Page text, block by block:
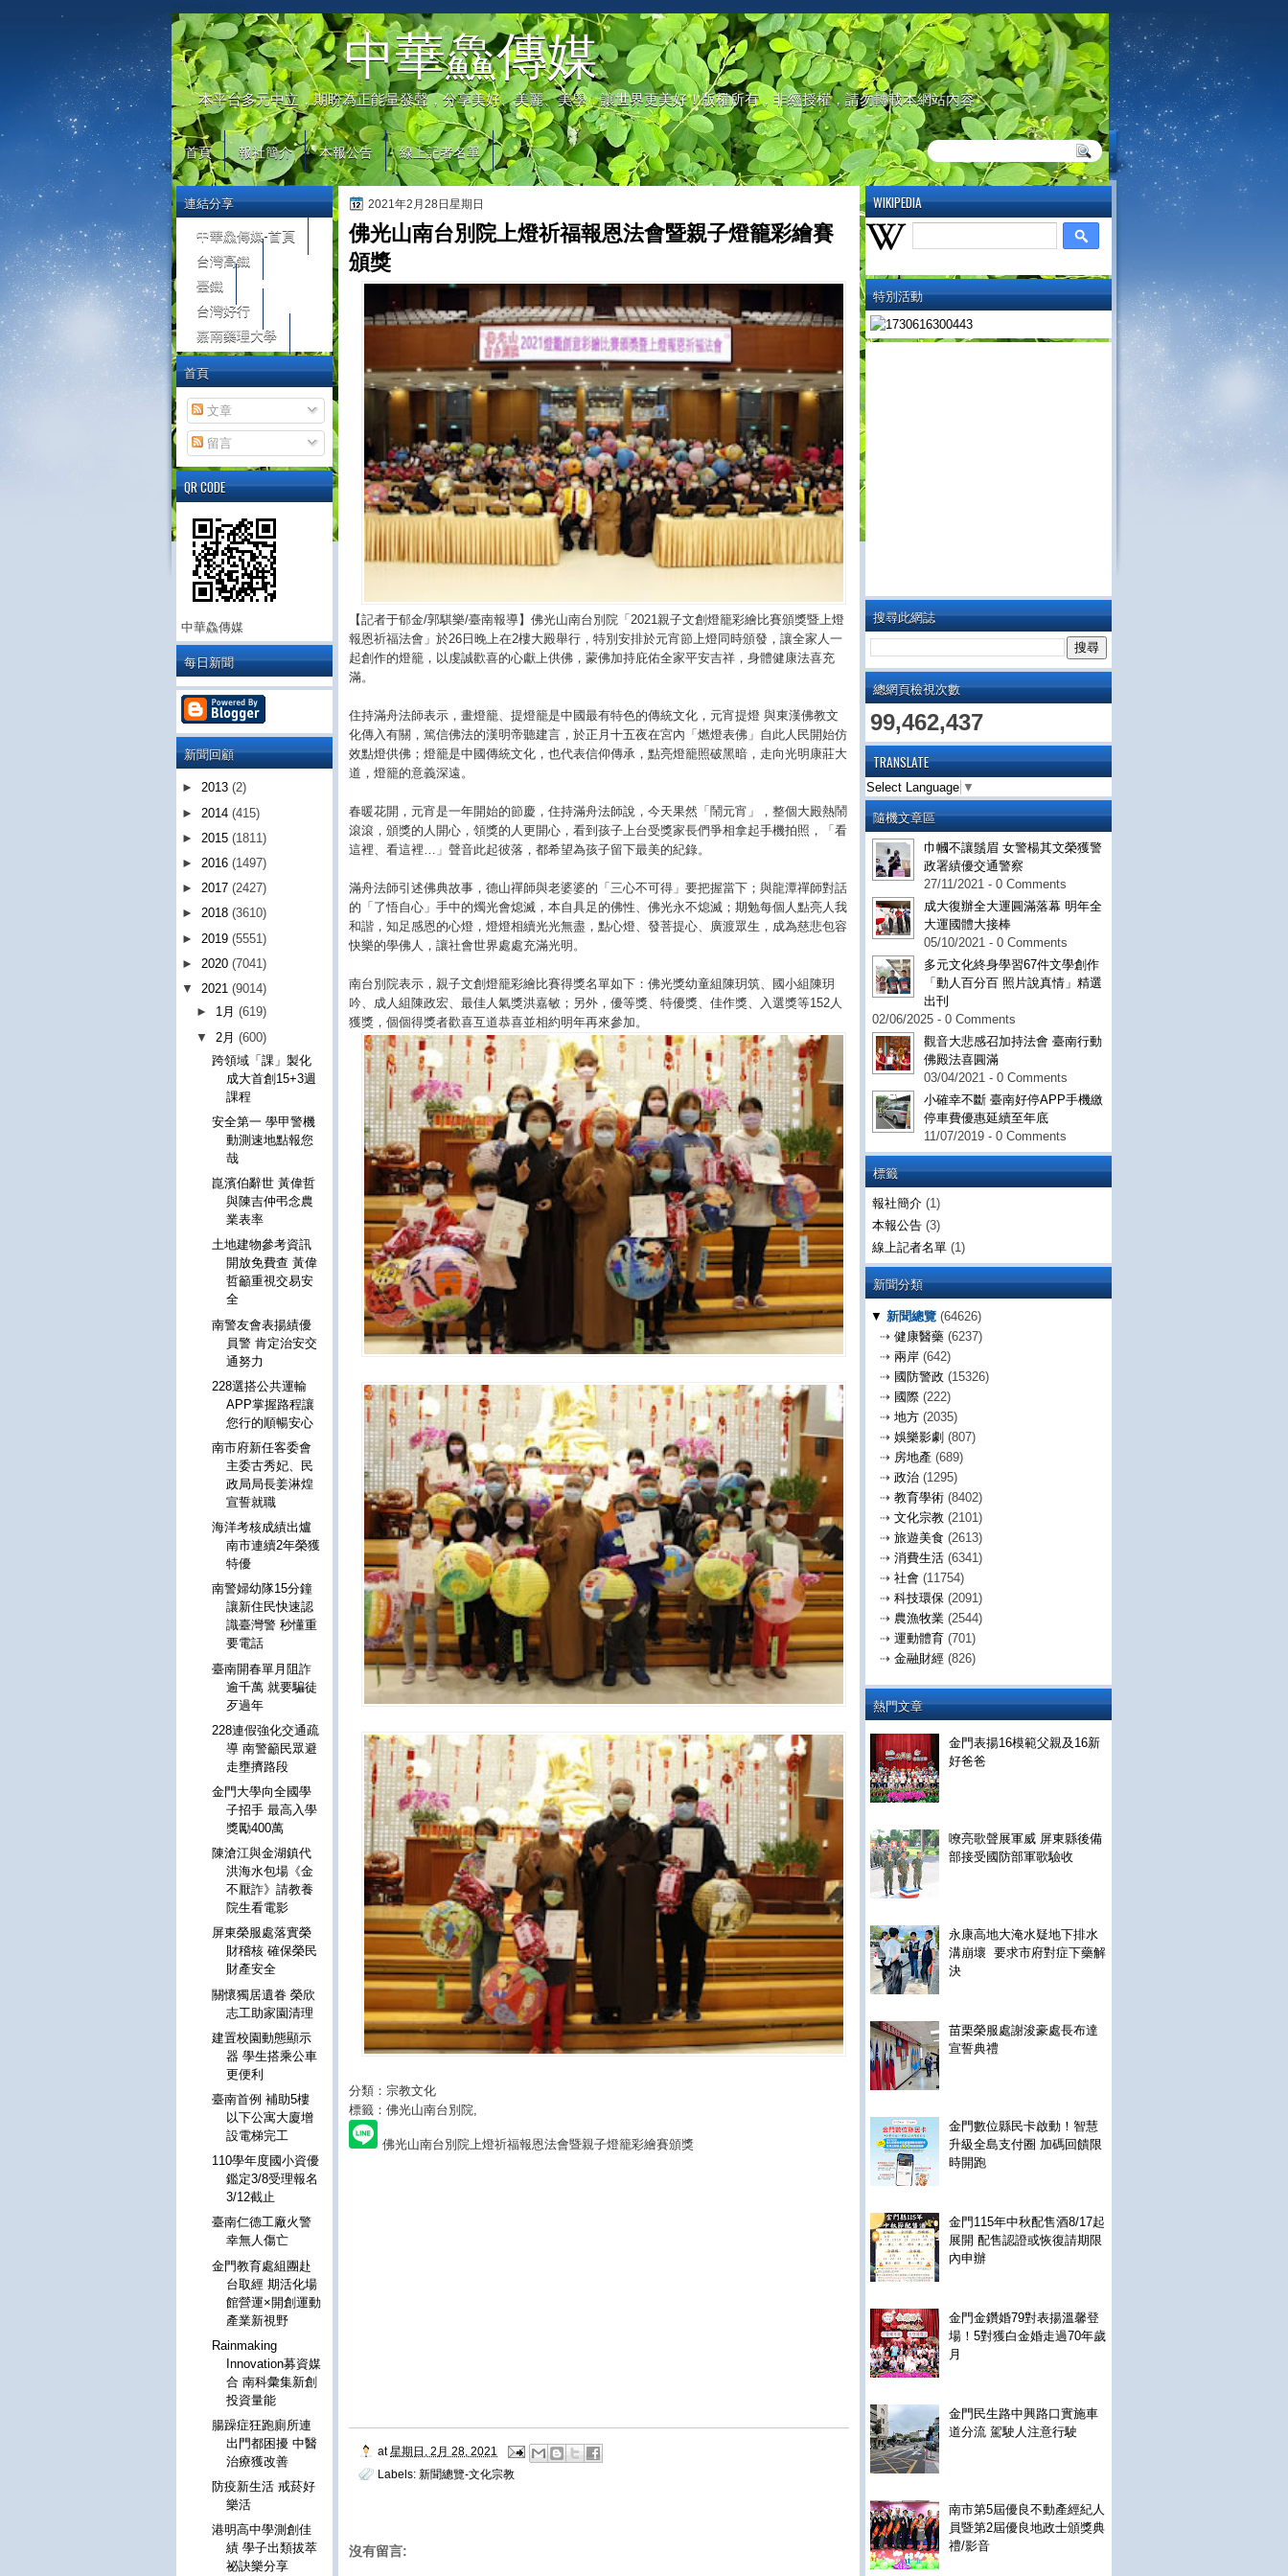
中華鱻傳媒
本平台多元中立，期盼為正能量發聲，分享美好、美麗、美學，讓世界更美好！版權所有，非經授權，請勿轉載本網站內容
首頁 報社簡介 本報公告 線上記者名單
WIKIPEDIA
特別活動
搜尋此網誌
總網頁檢視次數
99,462,437
TRANSLATE
Select Language ▼
隨機文章區
巾幗不讓鬚眉 女警楊其文榮獲警
政署績優交通警察
27/11/2021 - 0 Comments
成大復辦全大運圓滿落幕 明年全
大運國體大接棒
05/10/2021 - 0 Comments
多元文化終身學習67件文學創作
「動人百分百 照片說真情」精選
出刊
02/06/2025 - 0 Comments
觀音大悲感召加持法會 臺南行動
佛殿法喜圓滿
03/04/2021 - 0 Comments
小確幸不斷 臺南好停APP手機繳
停車費優惠延續至年底
11/07/2019 - 0 Comments
標籤
報社簡介 (1)
本報公告 (3)
線上記者名單 (1)
新聞分類
▼ 新聞總覽 (64626)
⇢ 健康醫藥 (6237)
⇢ 兩岸 (642)
⇢ 國防警政 (15326)
⇢ 國際 (222)
⇢ 地方 (2035)
⇢ 娛樂影劇 (807)
⇢ 房地產 (689)
⇢ 政治 (1295)
⇢ 教育學術 (8402)
⇢ 文化宗教 (2101)
⇢ 旅遊美食 (2613)
⇢ 消費生活 (6341)
⇢ 社會 (11754)
⇢ 科技環保 (2091)
⇢ 農漁牧業 (2544)
⇢ 運動體育 (701)
⇢ 金融財經 (826)
熱門文章
金門表揚16模範父親及16新
好爸爸
嘹亮歌聲展軍威 屏東縣後備
部接受國防部軍歌驗收
永康高地大淹水疑地下排水
溝崩壞 要求市府對症下藥解
決
苗栗榮服處謝浚豪處長布達
宣誓典禮
金門數位縣民卡啟動！智慧
升級全島支付圈 加碼回饋限
時開跑
金門115年中秋配售酒8/17起
展開 配售認證或恢復請期限
內申辦
金門金鑽婚79對表揚溫馨登
場！5對獲白金婚走過70年歲
月
金門民生路中興路口實施車
道分流 駕駛人注意行駛
南市第5屆優良不動產經紀人
員暨第2屆優良地政士頒獎典
禮/影音
2021年2月28日星期日
佛光山南台別院上燈祈福報恩法會暨親子燈籠彩繪賽
頒獎
【記者于郁金/郭騏樂/臺南報導】佛光山南台別院「2021親子文創燈籠彩繪比賽頒獎暨上燈
報恩祈福法會」於26日晚上在2樓大殿舉行，特別安排於元宵節上燈同時頒發，讓全家人一
起創作的燈籠，以虔誠歡喜的心獻上供佛，蒙佛加持庇佑全家平安吉祥，身體健康法喜充
滿。
住持滿舟法師表示，畫燈籠、提燈籠是中國最有特色的傳統文化，元宵提燈 與東漢佛教文
化傳入有關，篤信佛法的漢明帝聽建言，於正月十五夜在宮內「燃燈表佛」自此人民開始仿
效點燈供佛；燈籠是中國傳統文化，也代表信仰傳承，點亮燈籠照破黑暗，走向光明康莊大
道，燈籠的意義深遠。
春暖花開，元宵是一年開始的節慶，住持滿舟法師說，今天果然「鬧元宵」，整個大殿熱鬧
滾滾，頒獎的人開心，領獎的人更開心，看到孩子上台受獎家長們爭相拿起手機拍照，「看
這裡、看這裡…」聲音此起彼落，都希望為孩子留下最美的紀錄。
滿舟法師引述佛典故事，德山禪師與老婆婆的「三心不可得」要把握當下；與龍潭禪師對話
的「了悟自心」手中的燭光會熄滅，本自具足的佛性、佛光永不熄滅；期勉每個人點亮人我
和諧，知足感恩的心燈，燈燈相續光光無盡，點心燈、發菩提心、廣渡眾生，成為慈悲包容
快樂的學佛人，讓社會世界處處充滿光明。
南台別院表示，親子文創燈籠彩繪比賽得獎名單如下：佛光獎幼童組陳玥筑、國小組陳玥
吟、成人組陳政宏、最佳人氣獎洪嘉敏；另外，優等獎、特優獎、佳作獎、入選獎等152人
獲獎，個個得獎者歡喜互道恭喜並相約明年再來參加。
分類：宗教文化
標籤：佛光山南台別院
佛光山南台別院上燈祈福報恩法會暨親子燈籠彩繪賽頒獎
at星期日, 2月 28, 2021
Labels: 新聞總覽-文化宗教
沒有留言:
連結分享
中華鱻傳媒-首頁
台灣高鐵
臺鐵
台灣好行
嘉南藥理大學
首頁
文章
留言
QR CODE
中華鱻傳媒
每日新聞
新聞回顧
► 2013 (2)
► 2014 (415)
► 2015 (1811)
► 2016 (1497)
► 2017 (2427)
► 2018 (3610)
► 2019 (5551)
► 2020 (7041)
▼ 2021 (9014)
► 1月(619)
▼ 2月(600)
跨領域「課」製化
成大首創15+3週
課程
安全第一 學甲警機
動測速地點報您
哉
崑濱伯辭世 黃偉哲
與陳吉仲弔念農
業表率
土地建物參考資訊
開放免費查 黃偉
哲籲重視交易安
全
南警友會表揚績優
員警 肯定治安交
通努力
228選搭公共運輸
APP掌握路程讓
您行的順暢安心
南市府新任客委會
主委古秀妃、民
政局局長姜淋煌
宣誓就職
海洋考核成績出爐
南市連續2年榮獲
特優
南警婦幼隊15分鐘
讓新住民快速認
識臺灣警 秒懂重
要電話
臺南開春單月阻詐
逾千萬 就要騙徒
歹過年
228連假強化交通疏
導 南警籲民眾避
走壅擠路段
金門大學向全國學
子招手 最高入學
獎勵400萬
陳滄江與金湖鎮代
洪海水包場《金
不厭詐》請教養
院生看電影
屏東榮服處落實榮
財稽核 確保榮民
財產安全
關懷獨居遺眷 榮欣
志工助家園清理
建置校園動態顯示
器 學生搭乘公車
更便利
臺南首例 補助5樓
以下公寓大廈增
設電梯完工
110學年度國小資優
鑑定3/8受理報名
3/12截止
臺南仁德工廠火警
幸無人傷亡
金門教育處組團赴
台取經 期活化場
館營運×開創運動
產業新視野
Rainmaking
Innovation募資媒
合 南科彙集新創
投資量能
腸躁症狂跑廁所連
出門都困擾 中醫
治療獲改善
防疫新生活 戒菸好
樂活
港明高中學測創佳
績 學子出類拔萃
祕訣樂分享